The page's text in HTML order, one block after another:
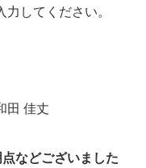
してください。
佳丈
などございました